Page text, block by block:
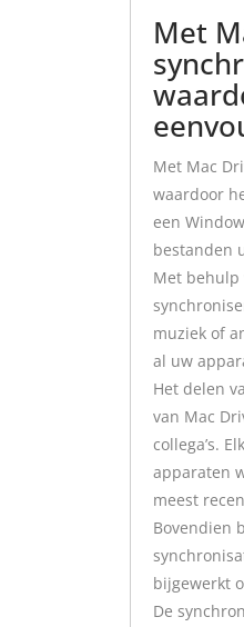
Met
Met Mac
waardoor
een
bestanden
Met behulp
muziek of
al uw
Het delen
van Mac
collega’s.
apparaten
meest
Bovendien
bijgewerkt
De